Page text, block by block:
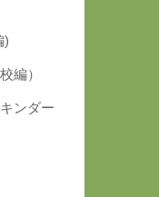
)
編）
ンダー